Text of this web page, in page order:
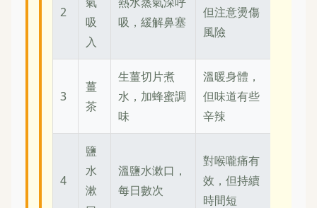
2
吸
入
吸，緩解鼻塞
但注意燙傷
風險
3
薑
茶
生薑切片煮
水，加蜂蜜調
味
溫暖身體，
但味道有些
辛辣
4
鹽
水
漱
溫鹽水漱口，
每日數次
對喉嚨痛有
效，但持續
時間短